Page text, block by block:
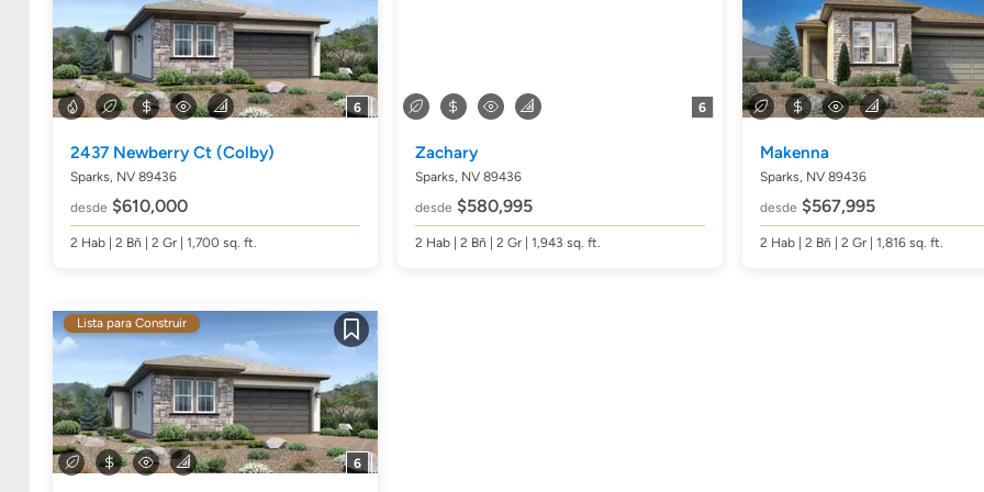
6
2437 Newberry Ct (Colby)
Sparks, NV 89436
desde $610,000
2 Hab | 2 Bñ | 2 Gr | 1,700 sq. ft.
6
Zachary
Sparks, NV 89436
desde $580,995
2 Hab| 2 Bñ | 2 Gr | 1,943 sq. ft.
Makenna
Sparks, NV 89436
desde $567,995
2 Hab| 2 Bñ | 2 Gr | 1,816 sq. ft.
Guardar
6
Lista para Construir